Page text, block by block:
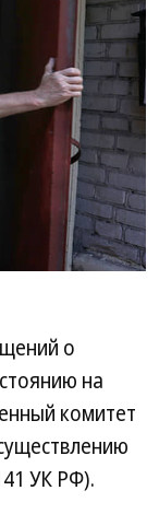
о
на
комитет
УК РФ).